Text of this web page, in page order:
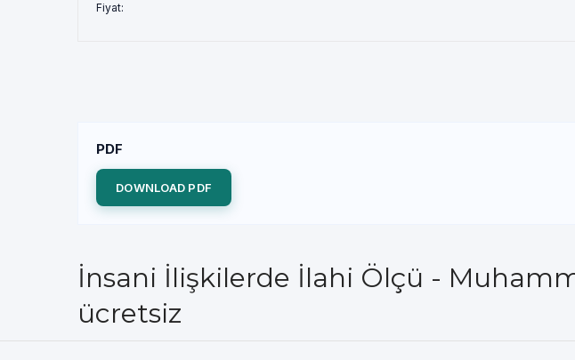
Fiyat:
PDF
DOWNLOAD PDF
İnsani İlişkilerde İlahi Ölçü -
ücretsiz